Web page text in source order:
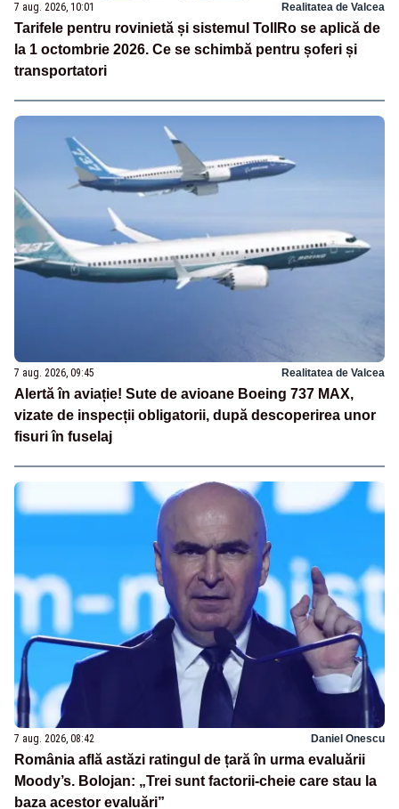
7 aug. 2026, 10:01 Realitatea de Valcea
Tarifele pentru rovinietă și sistemul TollRo se aplică de
la 1 octombrie 2026. Ce se schimbă pentru șoferi și
transportatori
7 aug. 2026, 09:45 Realitatea de Valcea
Alertă în aviație! Sute de avioane Boeing 737 MAX,
vizate de inspecții obligatorii, după descoperirea unor
fisuri în fuselaj
7 aug. 2026, 08:42 Daniel Onescu
România află astăzi ratingul de țară în urma evaluării
Moody’s. Bolojan: „Trei sunt factorii-cheie care stau la
baza acestor evaluări”